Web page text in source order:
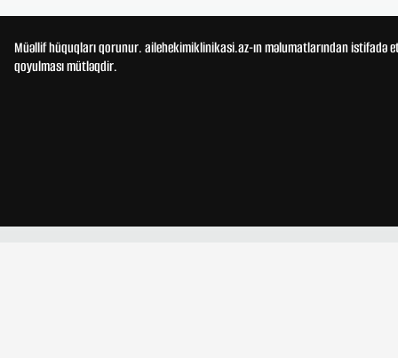
Müəllif hüquqları qorunur. ailehekimiklinikasi.az-ın məlumatlarından
qoyulması mütləqdir.